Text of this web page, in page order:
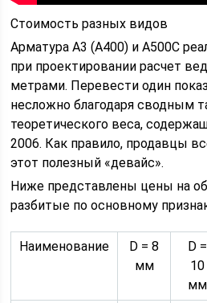
Стоимость разных видов
Арматура А3 (А400) и А500С
при проектировании расчет
метрами. Перевести один
несложно благодаря сводным
теоретического веса,
2006. Как правило, продавцы
этот полезный «девайс».
Ниже представлены цены на
разбитые по основному
Наименование
D = 8
мм
D =
10
мм